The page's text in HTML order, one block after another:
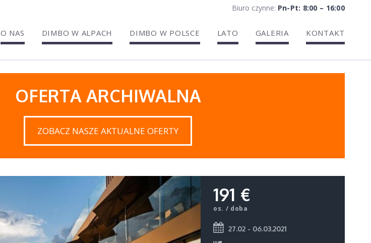
Biuro czynne: Pn-Pt: 8:00 – 16:00
O NAS DIMBO W ALPACH DIMBO W POLSCE LATO GALERIA KONTAKT
OFERTA ARCHIWALNA
ZOBACZ NASZE AKTUALNE OFERTY
191 €
os. / doba
27.02 - 06.03.2021